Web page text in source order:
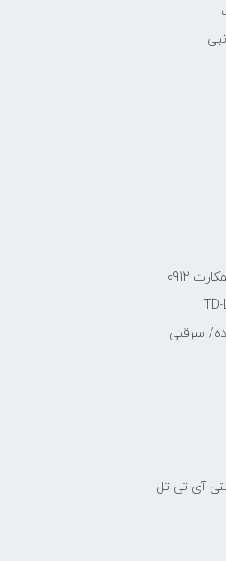
0912
سرقتی
آی تی تل